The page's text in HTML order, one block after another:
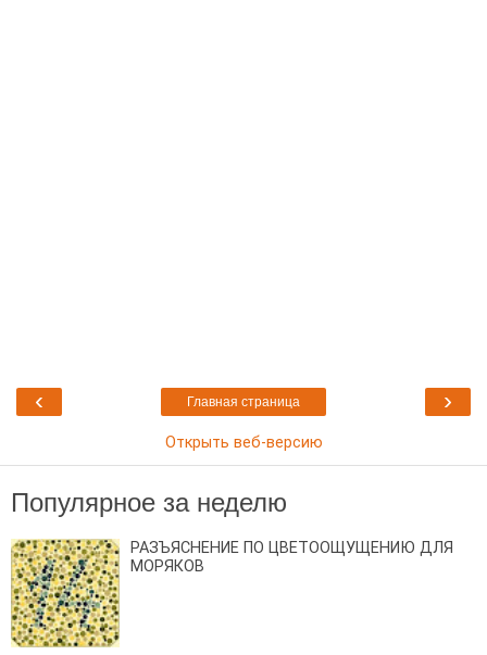
‹ ›
Главная страница
Открыть веб-версию
Популярное за неделю
РАЗЪЯСНЕНИЕ ПО ЦВЕТООЩУЩЕНИЮ ДЛЯ
МОРЯКОВ